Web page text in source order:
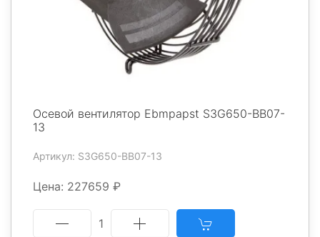
Осевой вентилятор Ebmpapst S3G650-BB07-
13
Артикул: S3G650-BB07-13
Цена: 227659 ₽
1